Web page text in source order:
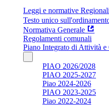
Leggi e normative Regionali
Testo unico
Normativa Generale
Regolamenti comunali
Piano Integrato di Attività
PIAO 2026/2028
PIAO 2025-2027
Piao 2024-2026
PIAO 2023-2025
Piao 2022-2024